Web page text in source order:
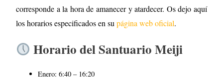
corresponde a la hora de amanecer y atardecer. Os dejo aquí
los horarios especificados en supágina web oficial.
Horario del Santuario Meiji
Enero: 6:40 – 16:20